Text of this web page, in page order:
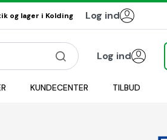
og lager i Kolding Log ind
Log ind
KUNDECENTER TILBUD